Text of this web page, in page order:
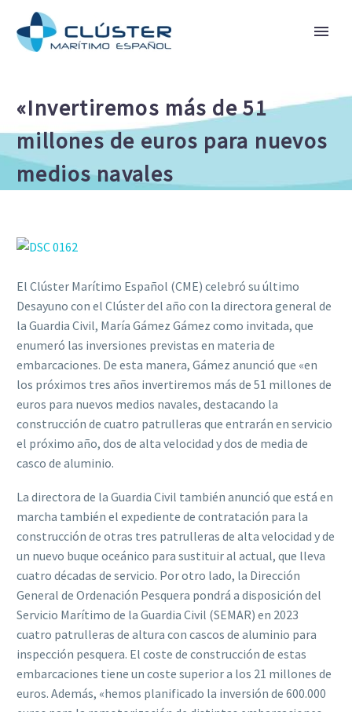
«Invertiremos más de 51
millones de euros para nuevos
medios navales
El Clúster Marítimo Español (CME) celebró su último
Desayuno con el Clúster del año con la directora general de
la Guardia Civil, María Gámez Gámez como invitada, que
enumeró las inversiones previstas en materia de
embarcaciones. De esta manera, Gámez anunció que «en
los próximos tres años invertiremos más de 51 millones de
euros para nuevos medios navales, destacando la
construcción de cuatro patrulleras que entrarán en servicio
el próximo año, dos de alta velocidad y dos de media de
casco de aluminio.
La directora de la Guardia Civil también anunció que está en
marcha también el expediente de contratación para la
construcción de otras tres patrulleras de alta velocidad y de
un nuevo buque oceánico para sustituir al actual, que lleva
cuatro décadas de servicio. Por otro lado, la Dirección
General de Ordenación Pesquera pondrá a disposición del
Servicio Marítimo de la Guardia Civil (SEMAR) en 2023
cuatro patrulleras de altura con cascos de aluminio para
inspección pesquera. El coste de construcción de estas
embarcaciones tiene un coste superior a los 21 millones de
euros. Además, «hemos planificado la inversión de 600.000